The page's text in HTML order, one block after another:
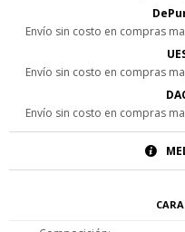
Envío sin costo en compras
Envío sin costo en compras
Envío sin costo en compras